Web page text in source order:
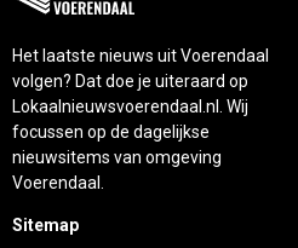
Het laatste nieuws uit Voerendaal
volgen? Dat doe je uiteraard op
Lokaalnieuwsvoerendaal.nl. Wij
focussen op de dagelijkse
nieuwsitems van omgeving
Voerendaal.
Sitemap